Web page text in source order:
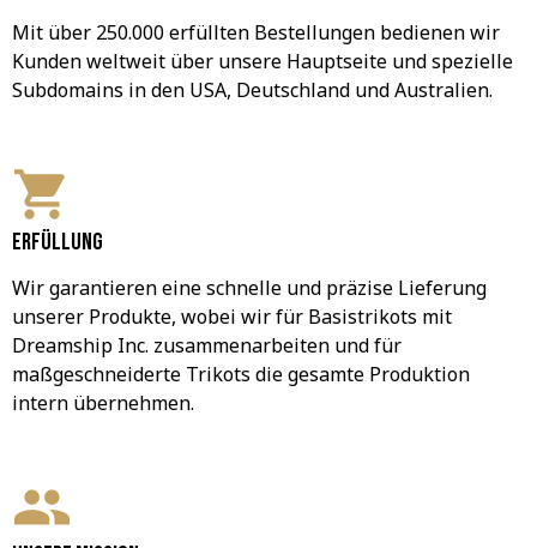
Mit über 250.000 erfüllten Bestellungen bedienen wir
Kunden weltweit über unsere Hauptseite und spezielle
Subdomains in den USA, Deutschland und Australien.
Erfüllung
Wir garantieren eine schnelle und präzise Lieferung
unserer Produkte, wobei wir für Basistrikots mit
Dreamship Inc. zusammenarbeiten und für
maßgeschneiderte Trikots die gesamte Produktion
intern übernehmen.